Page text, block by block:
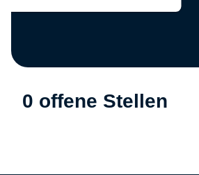
0 offene Stellen